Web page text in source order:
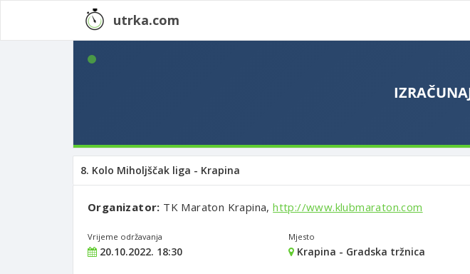
utrka.com
8. Kolo Miholjščak liga - Krapina
Organizator: TK Maraton Krapina,http://www.klubmaraton.com
Vrijeme održavanja
20.10.2022. 18:30
Mjesto
Krapina - Gradska tržnica